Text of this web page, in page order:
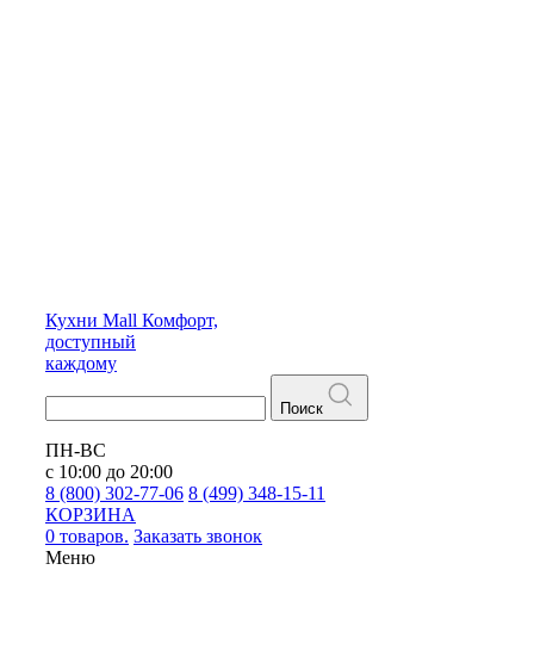
Кухни Mall Комфорт,
доступный
каждому
Поиск
ПН-ВС
с 10:00 до 20:00
8 (800) 302-77-06 8 (499) 348-15-11
КОРЗИНА
0 товаров. Заказать звонок
Меню